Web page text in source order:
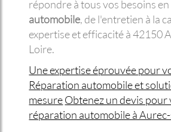
répondre à tous vos besoins en
automobile, de l'entretien à la
expertise et efficacité à 42150
Loire.
Une expertise éprouvée pour
Réparation automobile et
mesureObtenez un devis pour
réparation automobile à